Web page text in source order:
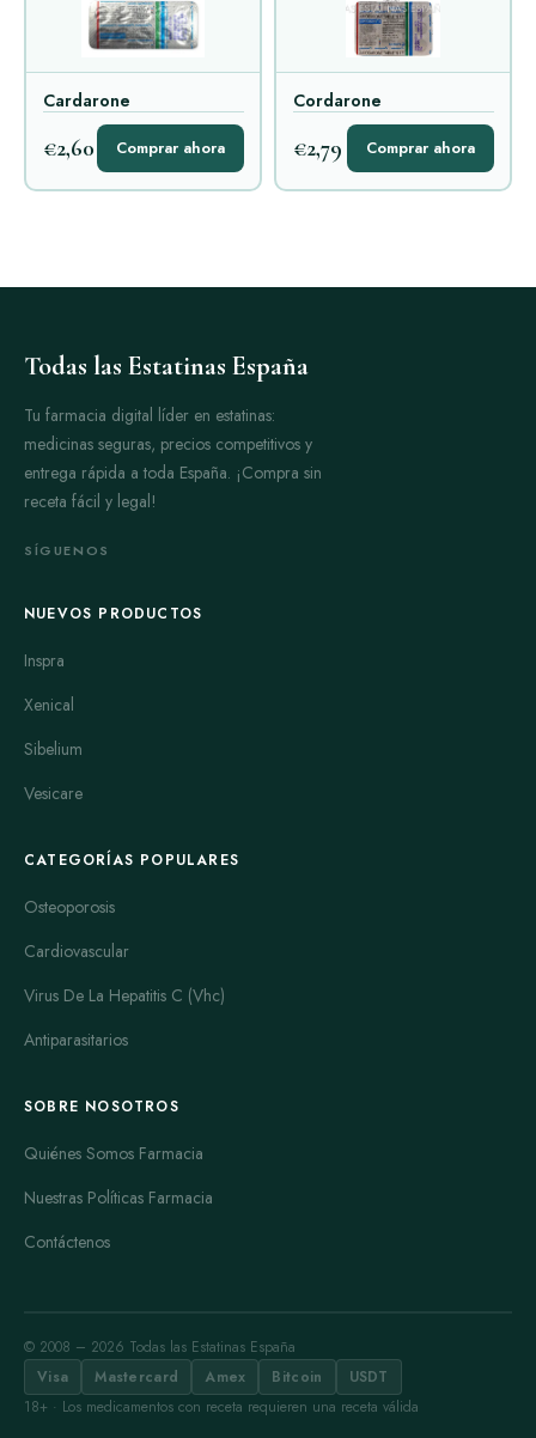
Cardarone
€2,60 Comprar ahora
Cordarone
€2,79 Comprar ahora
Todas las Estatinas España
Tu farmacia digital líder en estatinas:
medicinas seguras, precios competitivos y
entrega rápida a toda España. ¡Compra sin
receta fácil y legal!
SÍGUENOS
NUEVOS PRODUCTOS
Inspra
Xenical
Sibelium
Vesicare
CATEGORÍAS POPULARES
Osteoporosis
Cardiovascular
Virus De La Hepatitis C (Vhc)
Antiparasitarios
SOBRE NOSOTROS
Quiénes Somos Farmacia
Nuestras Políticas Farmacia
Contáctenos
© 2008 – 2026 Todas las Estatinas España
Visa
Mastercard Amex Bitcoin
USDT
18+ · Los medicamentos con receta requieren una receta válida